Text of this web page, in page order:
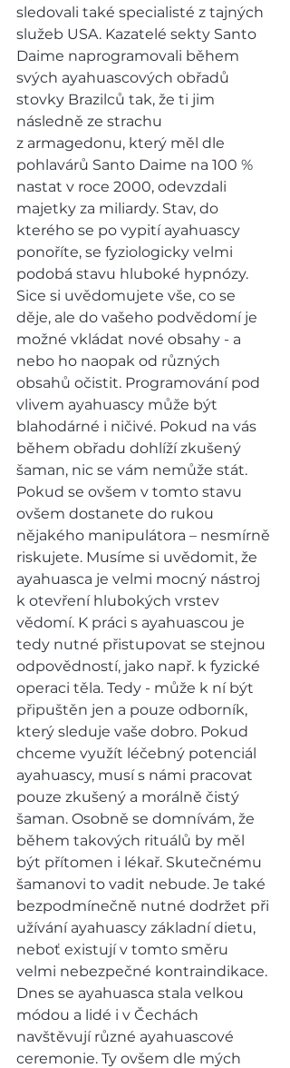
sledovali také specialisté z tajných
služeb USA. Kazatelé sekty Santo
Daime naprogramovali během
svých ayahuascových obřadů
stovky Brazilců tak, že ti jim
následně ze strachu
z armagedonu, který měl dle
pohlavárů Santo Daime na 100 %
nastat v roce 2000, odevzdali
majetky za miliardy. Stav, do
kterého se po vypití ayahuascy
ponoříte, se fyziologicky velmi
podobá stavu hluboké hypnózy.
Sice si uvědomujete vše, co se
děje, ale do vašeho podvědomí je
možné vkládat nové obsahy - a
nebo ho naopak od různých
obsahů očistit. Programování pod
vlivem ayahuascy může být
blahodárné i ničivé. Pokud na vás
během obřadu dohlíží zkušený
šaman, nic se vám nemůže stát.
Pokud se ovšem v tomto stavu
ovšem dostanete do rukou
nějakého manipulátora – nesmírně
riskujete. Musíme si uvědomit, že
ayahuasca je velmi mocný nástroj
k otevření hlubokých vrstev
vědomí. K práci s ayahuascou je
tedy nutné přistupovat se stejnou
odpovědností, jako např. k fyzické
operaci těla. Tedy - může k ní být
připuštěn jen a pouze odborník,
který sleduje vaše dobro. Pokud
chceme využít léčebný potenciál
ayahuascy, musí s námi pracovat
pouze zkušený a morálně čistý
šaman. Osobně se domnívám, že
během takových rituálů by měl
být přítomen i lékař. Skutečnému
šamanovi to vadit nebude. Je také
bezpodmínečně nutné dodržet při
užívání ayahuascy základní dietu,
neboť existují v tomto směru
velmi nebezpečné kontraindikace.
Dnes se ayahuasca stala velkou
módou a lidé i v Čechách
navštěvují různé ayahuascové
ceremonie. Ty ovšem dle mých